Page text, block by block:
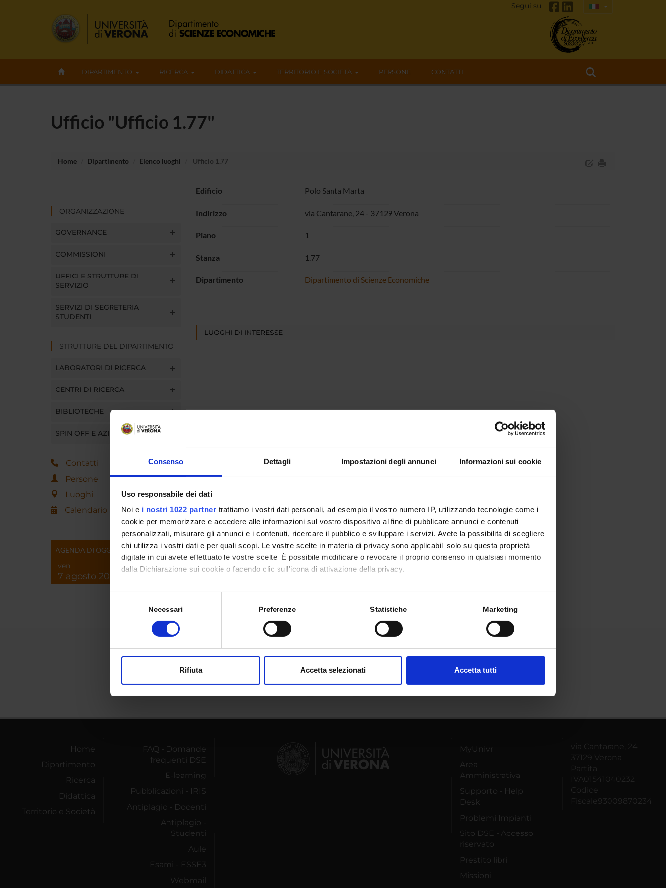
Consenso Dettagli Impostazioni degli annunci Informazioni sui cookie
Uso responsabile dei dati
Noi e i nostri 1022 partner trattiamo i vostri dati personali, ad esempio il vostro numero IP, utilizzando tecnologie come i
cookie per memorizzare e accedere alle informazioni sul vostro dispositivo al fine di pubblicare annunci e contenuti
personalizzati, misurare gli annunci e i contenuti, ricercare il pubblico e sviluppare i servizi. Avete la possibilità di scegliere
chi utilizza i vostri dati e per quali scopi. Le vostre scelte in materia di privacy sono applicabili solo su questa proprietà
digitale in cui avete effettuato le vostre scelte. È possibile modificare o revocare il proprio consenso in qualsiasi momento
dalla Dichiarazione sui cookie o facendo clic sull'icona di attivazione della privacy.
Con il tuo consenso, vorremmo anche:
raccogliere informazioni sulla tua posizione geografica, con un'approssimazione di qualche metro,
digitali).
modificare o ritirare il tuo consenso in qualsiasi momento dalla Dichiarazione sui cookie.
Necessari Preferenze Statistiche Marketing
Rifiuta Accetta selezionati Accetta tutti
Segui su
DIPARTIMENTO RICERCA DIDATTICA TERRITORIO E SOCIETÀ PERSONE CONTATTI
Ufficio "Ufficio 1.77"
Home Dipartimento Elenco luoghi Ufficio 1.77
ORGANIZZAZIONE
GOVERNANCE
COMMISSIONI
UFFICI E STRUTTURE DI
SERVIZIO
SERVIZI DI SEGRETERIA
STUDENTI
STRUTTURE DEL DIPARTIMENTO
LABORATORI DI RICERCA
CENTRI DI RICERCA
BIBLIOTECHE
SPIN OFF E AZIENDE
Contatti
Persone
Luoghi
Calendario
AGENDA DI OGGI
ven
7 agosto 2026
Edificio Polo Santa Marta
Indirizzo via Cantarane, 24 - 37129 Verona
Piano 1
Stanza 1.77
Dipartimento Dipartimento di Scienze Economiche
LUOGHI DI INTERESSE
Home
Dipartimento
Ricerca
Didattica
Territorio e Società
FAQ - Domande
frequenti DSE
E-learning
Pubblicazioni - IRIS
Antiplagio - Docenti
Antiplagio -
Studenti
Aule
Esami - ESSE3
Webmail
MyUnivr
Area
Amministrativa
Supporto - Help
Desk
Problemi Impianti
Sito DSE - Accesso
riservato
Prestito libri
Missioni
via Cantarane, 24
37129 Verona
Partita
IVA01541040232
Codice
Fiscale93009870234